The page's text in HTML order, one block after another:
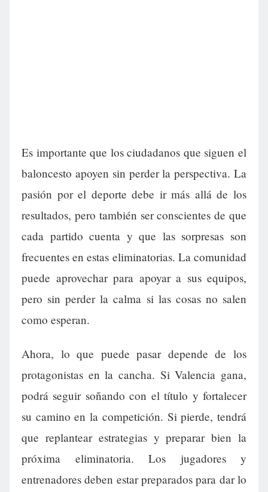
Es importante que los ciudadanos que siguen el
baloncesto apoyen sin perder la perspectiva. La
pasión por el deporte debe ir más allá de los
resultados, pero también ser conscientes de que
cada partido cuenta y que las sorpresas son
frecuentes en estas eliminatorias. La comunidad
puede aprovechar para apoyar a sus equipos,
pero sin perder la calma si las cosas no salen
como esperan.
Ahora, lo que puede pasar depende de los
protagonistas en la cancha. Si Valencia gana,
podrá seguir soñando con el título y fortalecer
su camino en la competición. Si pierde, tendrá
que replantear estrategias y preparar bien la
próxima eliminatoria. Los jugadores y
entrenadores deben estar preparados para dar lo